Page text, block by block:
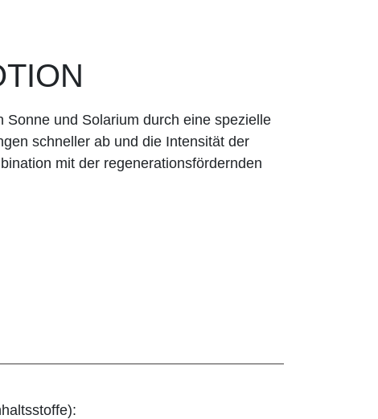
Sonne und Solarium durch eine spezielle
schneller ab und die Intensität der
mit der regenerationsfördernden